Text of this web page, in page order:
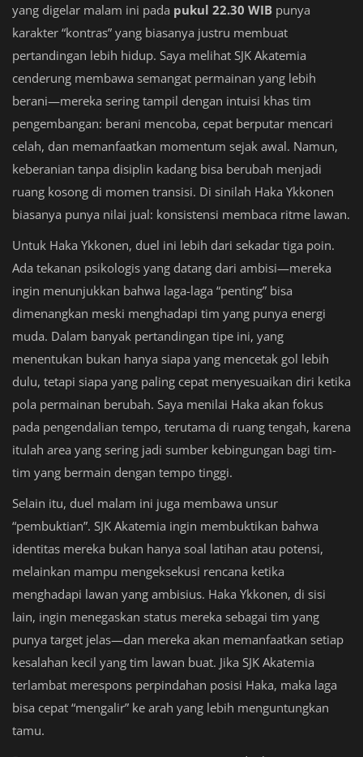
yang digelar malam ini pada pukul 22.30 WIB punya
karakter “kontras” yang biasanya justru membuat
pertandingan lebih hidup. Saya melihat SJK Akatemia
cenderung membawa semangat permainan yang lebih
berani—mereka sering tampil dengan intuisi khas tim
pengembangan: berani mencoba, cepat berputar mencari
celah, dan memanfaatkan momentum sejak awal. Namun,
keberanian tanpa disiplin kadang bisa berubah menjadi
ruang kosong di momen transisi. Di sinilah Haka Ykkonen
biasanya punya nilai jual: konsistensi membaca ritme lawan.
Untuk Haka Ykkonen, duel ini lebih dari sekadar tiga poin.
Ada tekanan psikologis yang datang dari ambisi—mereka
ingin menunjukkan bahwa laga-laga “penting” bisa
dimenangkan meski menghadapi tim yang punya energi
muda. Dalam banyak pertandingan tipe ini, yang
menentukan bukan hanya siapa yang mencetak gol lebih
dulu, tetapi siapa yang paling cepat menyesuaikan diri ketika
pola permainan berubah. Saya menilai Haka akan fokus
pada pengendalian tempo, terutama di ruang tengah, karena
itulah area yang sering jadi sumber kebingungan bagi tim-
tim yang bermain dengan tempo tinggi.
Selain itu, duel malam ini juga membawa unsur
“pembuktian”. SJK Akatemia ingin membuktikan bahwa
identitas mereka bukan hanya soal latihan atau potensi,
melainkan mampu mengeksekusi rencana ketika
menghadapi lawan yang ambisius. Haka Ykkonen, di sisi
lain, ingin menegaskan status mereka sebagai tim yang
punya target jelas—dan mereka akan memanfaatkan setiap
kesalahan kecil yang tim lawan buat. Jika SJK Akatemia
terlambat merespons perpindahan posisi Haka, maka laga
bisa cepat “mengalir” ke arah yang lebih menguntungkan
tamu.